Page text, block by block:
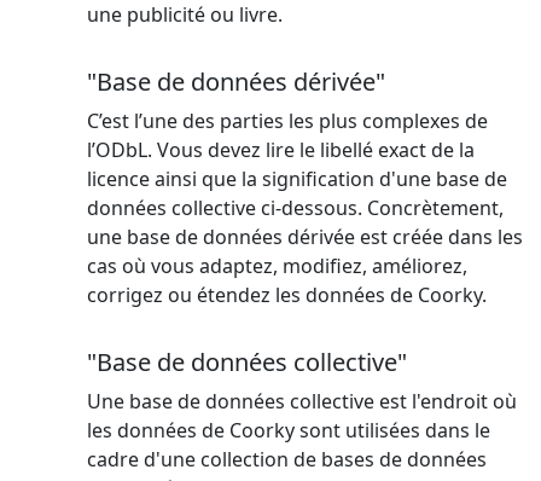
une publicité ou livre.
"Base de données dérivée"
C’est l’une des parties les plus complexes de
l’ODbL. Vous devez lire le libellé exact de la
licence ainsi que la signification d'une base de
données collective ci-dessous. Concrètement,
une base de données dérivée est créée dans les
cas où vous adaptez, modifiez, améliorez,
corrigez ou étendez les données de Coorky.
"Base de données collective"
Une base de données collective est l'endroit où
les données de Coorky sont utilisées dans le
cadre d'une collection de bases de données